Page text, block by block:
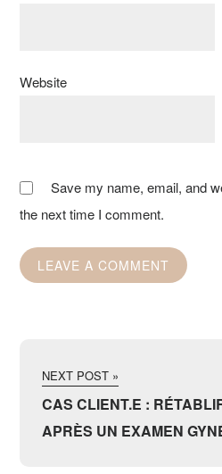
Website
Save my name, email, and
the next time I comment.
NEXT POST »
CAS CLIENT.E :
APRÈS UN EXAMEN